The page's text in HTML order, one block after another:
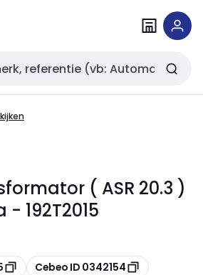
( ASR 20.3 )
- 192T2015
Kopiëren
Cebeo ID 0342154